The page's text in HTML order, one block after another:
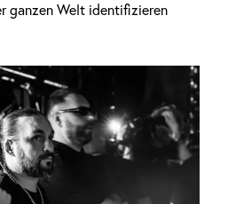
ganzen Welt identifizieren